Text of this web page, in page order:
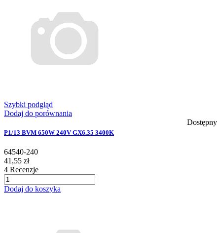
Szybki podgląd
Dodaj do porównania
Dostępny
P1/13 BVM 650W 240V GX6.35 3400K
64540-240
41,55 zł
4 Recenzje
Dodaj do koszyka